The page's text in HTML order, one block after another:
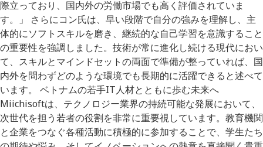
際立っており、国内外の労働市場でも高く評価されていま
す。」 さらにコン氏は、早い段階で自分の強みを理解し、主
体的にソフトスキルを磨き、継続的な自己学習を意識すること
の重要性を強調しました。技術が常に進化し続ける現代におい
て、スキルとマインドセットの両面で準備が整っていれば、国
内外を問わずどのような環境でも長期的に活躍できると述べて
います。 ベトナムの若手IT人材とともに歩む未来へ
Miichisoftは、テクノロジー業界の持続可能な発展において、
次世代を担う若者の役割を非常に重要視しています。教育機関
と企業をつなぐ各種活動に積極的に参加することで、学生たち